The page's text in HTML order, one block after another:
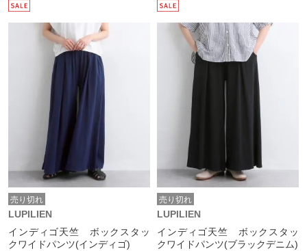
売り切れ
LUPILIEN
インディゴ天竺 ボックスタッ
クワイドパンツ(インディゴ)
売り切れ
LUPILIEN
インディゴ天竺 ボックスタッ
クワイドパンツ(ブラックデニム)